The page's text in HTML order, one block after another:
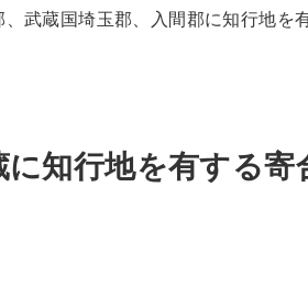
武蔵国埼玉郡、入間郡に知行地を
知行地を有する寄